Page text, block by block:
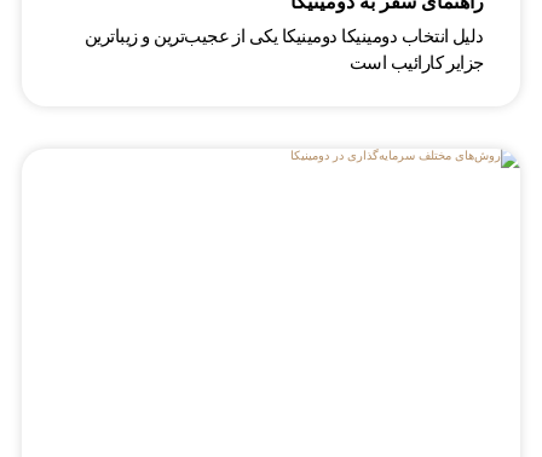
دلیل انتخاب دومینیکا دومینیکا یکی از عجیب‌ترین و زیباترین
جزایر کارائیب است